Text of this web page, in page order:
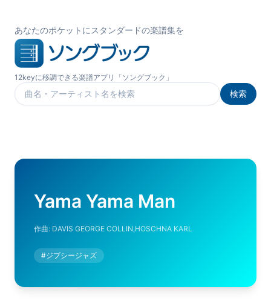
あなたのポケットにスタンダードの楽譜集を
12keyに移調できる楽譜アプリ「ソングブック」
楽曲を検索
検索
Yama Yama Man
作曲: DAVIS GEORGE COLLIN,HOSCHNA KARL
#ジプシージャズ